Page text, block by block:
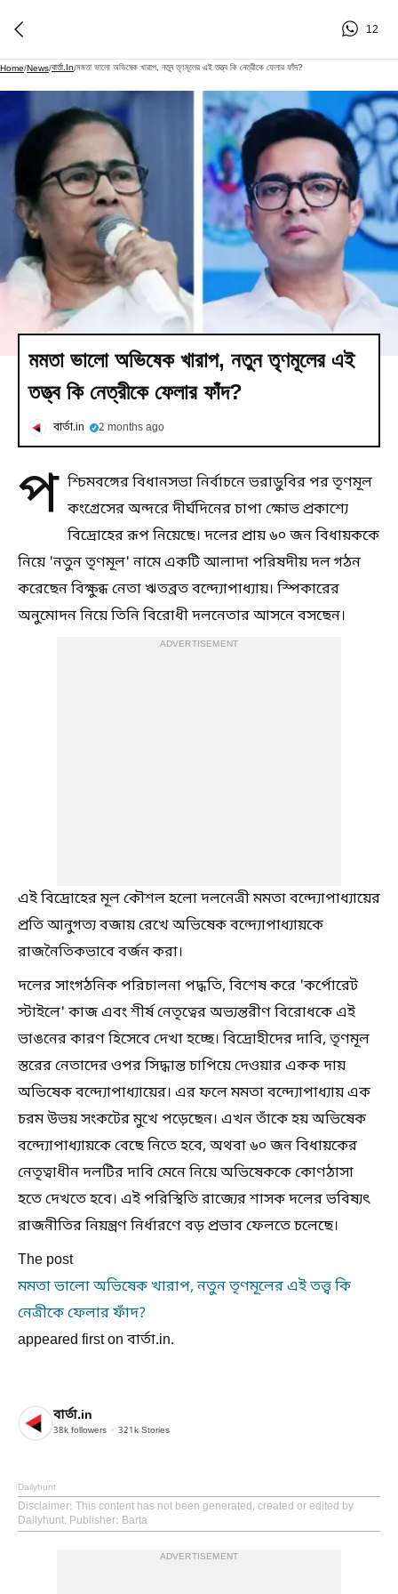
12
Home/News/বার্তা.in/মমতা ভালো অভিষেক খারাপ, নতুন তৃণমূলের এই তত্ত্ব কি নেত্রীকে ফেলার ফাঁদ?
মমতা ভালো অভিষেক খারাপ, নতুন তৃণমূলের এই
তত্ত্ব কি নেত্রীকে ফেলার ফাঁদ?
বার্তা.in 2 months ago
প শ্চিমবঙ্গের বিধানসভা নির্বাচনে ভরাডুবির পর তৃণমূল
কংগ্রেসের অন্দরে দীর্ঘদিনের চাপা ক্ষোভ প্রকাশ্যে
বিদ্রোহের রূপ নিয়েছে। দলের প্রায় ৬০ জন বিধায়ককে
নিয়ে 'নতুন তৃণমূল' নামে একটি আলাদা পরিষদীয় দল গঠন
করেছেন বিক্ষুব্ধ নেতা ঋতব্রত বন্দ্যোপাধ্যায়। স্পিকারের
অনুমোদন নিয়ে তিনি বিরোধী দলনেতার আসনে বসছেন।
ADVERTISEMENT
এই বিদ্রোহের মূল কৌশল হলো দলনেত্রী মমতা বন্দ্যোপাধ্যায়ের
প্রতি আনুগত্য বজায় রেখে অভিষেক বন্দ্যোপাধ্যায়কে
রাজনৈতিকভাবে বর্জন করা।
দলের সাংগঠনিক পরিচালনা পদ্ধতি, বিশেষ করে 'কর্পোরেট
স্টাইলে' কাজ এবং শীর্ষ নেতৃত্বের অভ্যন্তরীণ বিরোধকে এই
ভাঙনের কারণ হিসেবে দেখা হচ্ছে। বিদ্রোহীদের দাবি, তৃণমূল
স্তরের নেতাদের ওপর সিদ্ধান্ত চাপিয়ে দেওয়ার একক দায়
অভিষেক বন্দ্যোপাধ্যায়ের। এর ফলে মমতা বন্দ্যোপাধ্যায় এক
চরম উভয় সংকটের মুখে পড়েছেন। এখন তাঁকে হয় অভিষেক
বন্দ্যোপাধ্যায়কে বেছে নিতে হবে, অথবা ৬০ জন বিধায়কের
নেতৃত্বাধীন দলটির দাবি মেনে নিয়ে অভিষেককে কোণঠাসা
হতে দেখতে হবে। এই পরিস্থিতি রাজ্যের শাসক দলের ভবিষ্যৎ
রাজনীতির নিয়ন্ত্রণ নির্ধারণে বড় প্রভাব ফেলতে চলেছে।
The post
মমতা ভালো অভিষেক খারাপ, নতুন তৃণমূলের এই তত্ত্ব কি
নেত্রীকে ফেলার ফাঁদ?
appeared first on বার্তা.in.
বার্তা.in
38k followers 321k Stories
Dailyhunt
Disclaimer: This content has not been generated, created or edited by
Dailyhunt. Publisher: Barta
ADVERTISEMENT